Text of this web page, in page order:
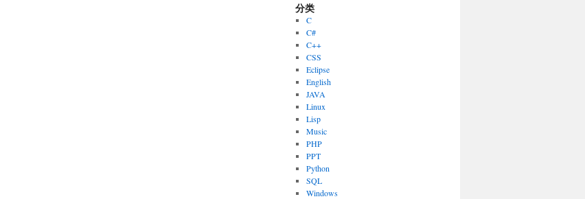
分类
C
C#
C++
CSS
Eclipse
English
JAVA
Linux
Lisp
Music
PHP
PPT
Python
SQL
Windows